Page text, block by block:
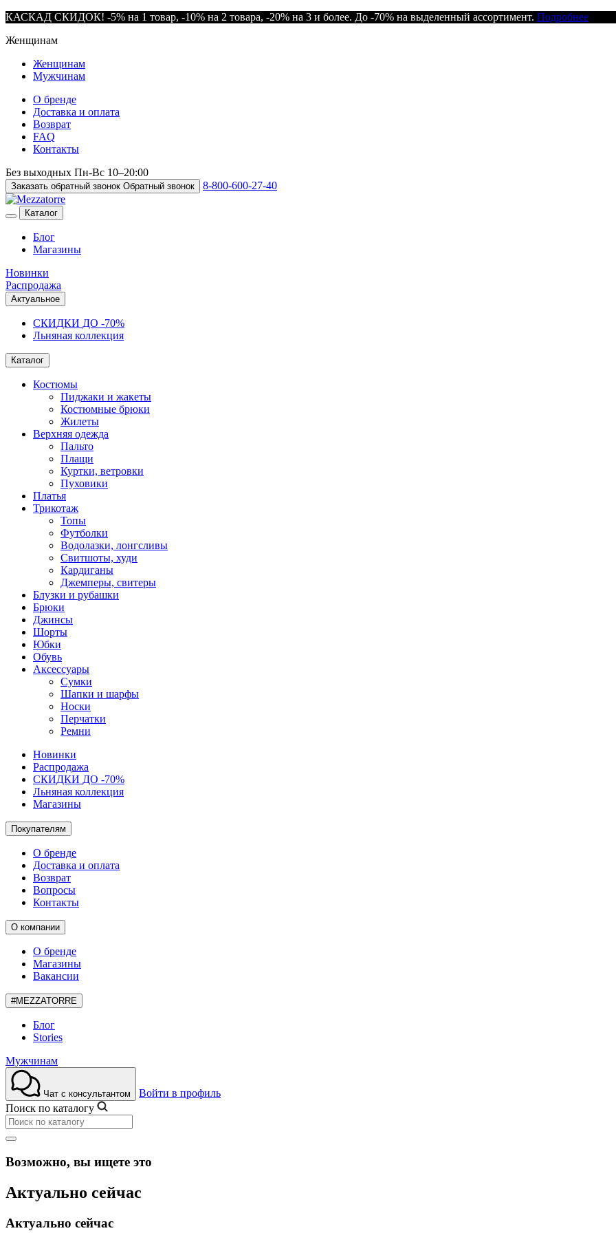
КАСКАД СКИДОК! -5% на 1 товар, -10% на 2 товара, -20% на 3 и более. До -70% на выделенный ассортимент. Подробнее
Женщинам
Женщинам
Мужчинам
О бренде
Доставка и оплата
Возврат
FAQ
Контакты
Без выходных Пн-Вс 10–20:00
Заказать обратный звонок Обратный звонок 8-800-600-27-40
Каталог
Блог
Магазины
Новинки
Распродажа
Актуальное
СКИДКИ ДО -70%
Льняная коллекция
Каталог
Костюмы
Пиджаки и жакеты
Костюмные брюки
Жилеты
Верхняя одежда
Пальто
Плащи
Куртки, ветровки
Пуховики
Платья
Трикотаж
Топы
Футболки
Водолазки, лонгсливы
Свитшоты, худи
Кардиганы
Джемперы, свитеры
Блузки и рубашки
Брюки
Джинсы
Шорты
Юбки
Обувь
Аксессуары
Сумки
Шапки и шарфы
Носки
Перчатки
Ремни
Новинки
Распродажа
СКИДКИ ДО -70%
Льняная коллекция
Магазины
Покупателям
О бренде
Доставка и оплата
Возврат
Вопросы
Контакты
О компании
О бренде
Магазины
Вакансии
#MEZZATORRE
Блог
Stories
Мужчинам
Чат с консультантом
Войти в профиль
Поиск по каталогу
Возможно, вы ищете это
Актуально сейчас
Актуально сейчас